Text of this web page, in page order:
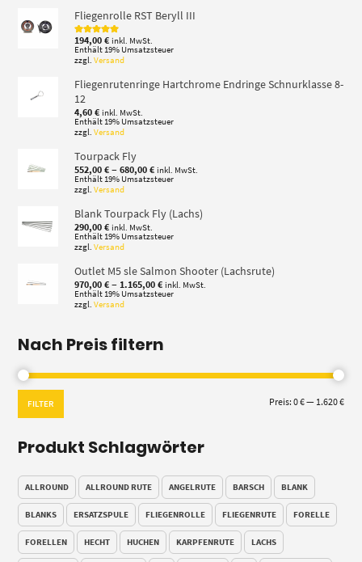
Fliegenrolle RST Beryll III
Bewertet mit
5.00von 5
194,00€ inkl. MwSt.
Enthält 19% Umsatzsteuer
zzgl.Versand
Fliegenrutenringe Hartchrome Endringe Schnurklasse 8-
12
4,60€ inkl. MwSt.
Enthält 19% Umsatzsteuer
zzgl.Versand
Tourpack Fly
552,00€ –680,00€Preisspanne:
552,00 €
inkl. MwSt.
Enthält 19% Umsatzsteuer
zzgl.Versand
Blank Tourpack Fly (Lachs)
290,00€ inkl. MwSt.
Enthält 19% Umsatzsteuer
zzgl.Versand
Outlet M5 sle Salmon Shooter (Lachsrute)
970,00€ –1.165,00€Preisspanne:
970,00 €
inkl. MwSt.
Enthält 19% Umsatzsteuer
zzgl.Versand
Nach Preis filtern
Min.
Max.
FILTER Preis: 0 €— 1.620 €
Produkt Schlagwörter
ALLROUND ALLROUND RUTE ANGELRUTE BARSCH BLANK
BLANKS ERSATZSPULE FLIEGENROLLE FLIEGENRUTE FORELLE
FORELLEN HECHT HUCHEN KARPFENRUTE LACHS